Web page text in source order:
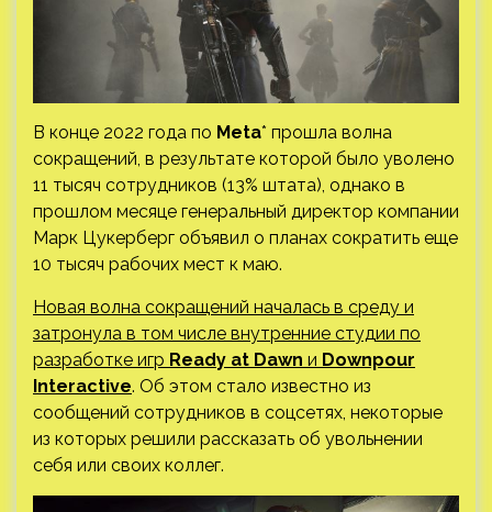
В конце 2022 года по Meta* прошла волна
сокращений, в результате которой было уволено
11 тысяч сотрудников (13% штата), однако в
прошлом месяце генеральный директор компании
Марк Цукерберг объявил о планах сократить еще
10 тысяч рабочих мест к маю.
Новая волна сокращений началась в среду и
затронула в том числе внутренние студии по
разработке игр Ready at Dawn и Downpour
Interactive. Об этом стало известно из
сообщений сотрудников в соцсетях, некоторые
из которых решили рассказать об увольнении
себя или своих коллег.